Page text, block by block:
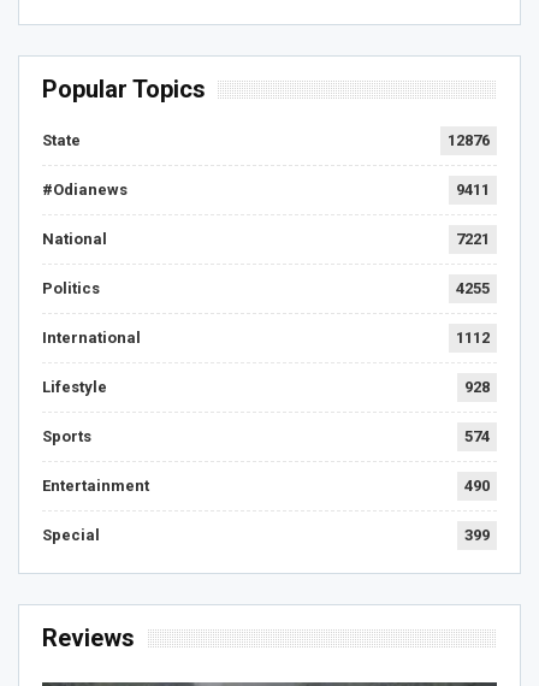
Popular Topics
State 12876
#Odianews 9411
National 7221
Politics 4255
International 1112
Lifestyle 928
Sports 574
Entertainment 490
Special 399
Reviews